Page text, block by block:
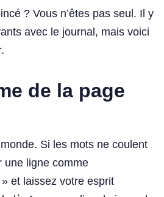
? Vous n’êtes pas seul. Il y
avec le journal, mais voici
de la page
Si les mots ne coulent
une ligne comme
et laissez votre esprit